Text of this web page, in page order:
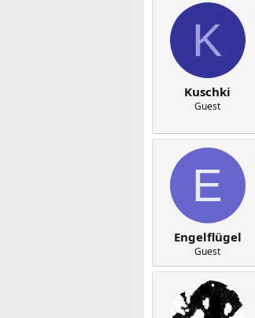
K
Kuschki
Guest
E
Engelflügel
Guest